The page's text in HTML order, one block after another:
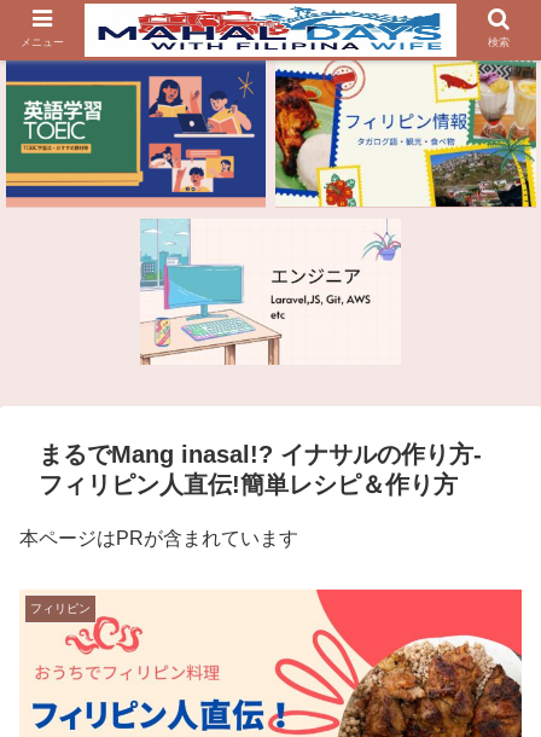
まるでMang inasal!? イナサルの作り方-
フィリピン人直伝!簡単レシピ＆作り方
本ページはPRが含まれています
フィリピン
メニュー 検索